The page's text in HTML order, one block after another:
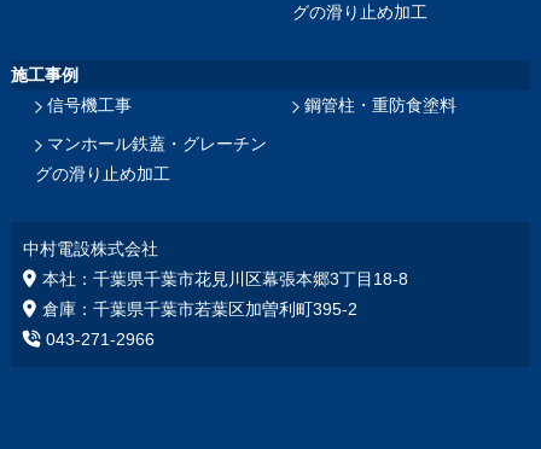
グの滑り止め加工
施工事例
信号機工事
鋼管柱・重防食塗料
マンホール鉄蓋・グレーチン
グの滑り止め加工
中村電設株式会社
本社：千葉県千葉市花見川区幕張本郷3丁目18‐8
倉庫：千葉県千葉市若葉区加曽利町395-2
043-271-2966